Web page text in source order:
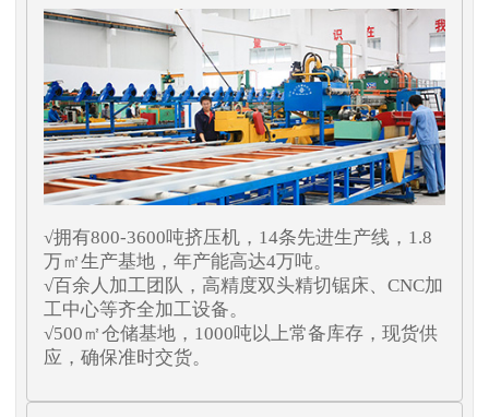
√拥有800-3600吨挤压机，14条先进生产线，1.8
万㎡生产基地，年产能高达4万吨。
√百余人加工团队，高精度双头精切锯床、CNC加
工中心等齐全加工设备。
√500㎡仓储基地，1000吨以上常备库存，现货供
应，确保准时交货。